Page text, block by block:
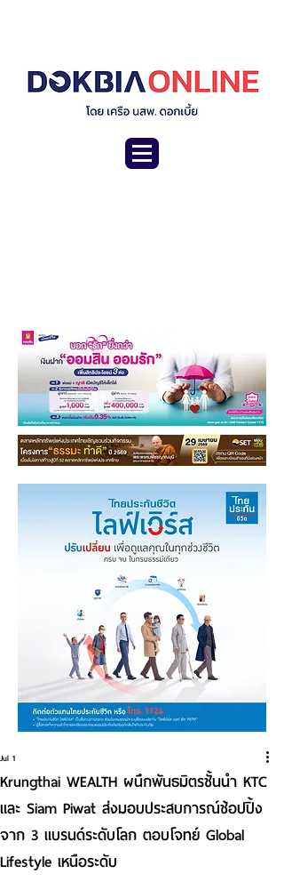
Krungthai WEALTH ผนึกพันธมิตรชั้นนำ KTC
และ Siam Piwat ส่งมอบประสบการณ์ช้อปปิ้ง
จาก 3 แบรนด์ระดับโลก ตอบโจทย์ Global
Lifestyle เหนือระดับ
Jul 1